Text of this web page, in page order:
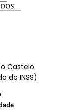
Castelo
do INSS)